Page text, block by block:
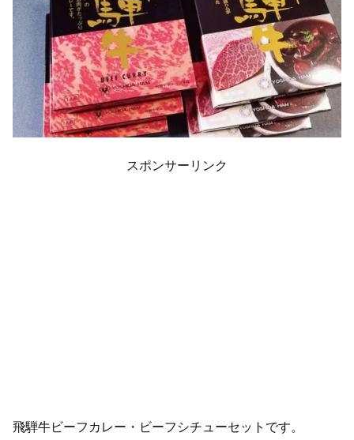
スポンサーリンク
飛騨牛ビーフカレー・ビーフシチューセットです。